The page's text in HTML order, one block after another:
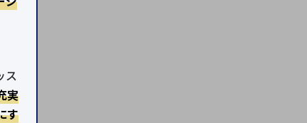
ス
実
す